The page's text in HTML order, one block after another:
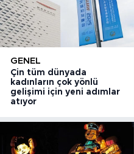
GENEL
Çin tüm dünyada
kadınların çok yönlü
gelişimi için yeni adımlar
atıyor